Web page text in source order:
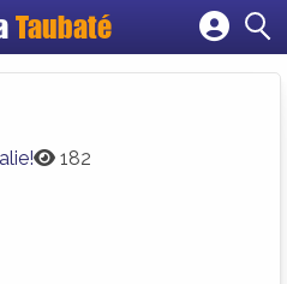
Taubaté
empresa
182